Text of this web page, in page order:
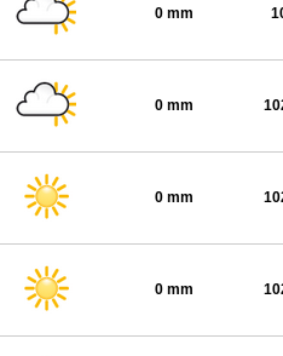
0 mm
0 mm
0 mm
0 mm